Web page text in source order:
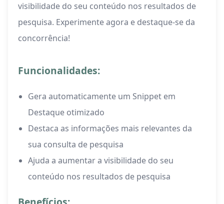
visibilidade do seu conteúdo nos resultados de
pesquisa. Experimente agora e destaque-se da
concorrência!
Funcionalidades:
Gera automaticamente um Snippet em
Destaque otimizado
Destaca as informações mais relevantes da
sua consulta de pesquisa
Ajuda a aumentar a visibilidade do seu
conteúdo nos resultados de pesquisa